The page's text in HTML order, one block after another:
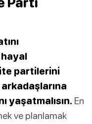
partilerini
yaşatmalısın. En
ve planlamak